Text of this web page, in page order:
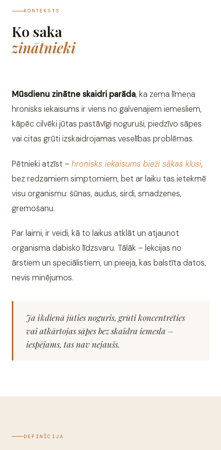
KONTEKSTS
Ko saka
zinātnieki
Mūsdienu zinātne skaidri parāda, ka zema līmeņa
hronisks iekaisums ir viens no galvenajiem iemesliem,
kāpēc cilvēki jūtas pastāvīgi noguruši, piedzīvo sāpes
vai citas grūti izskaidrojamas veselības problēmas.
Pētnieki atzīst – hronisks iekaisums bieži sākas klusi,
bez redzamiem simptomiem, bet ar laiku tas ietekmē
visu organismu: šūnas, audus, sirdi, smadzenes,
gremošanu.
Par laimi, ir veidi, kā to laikus atklāt un atjaunot
organisma dabisko līdzsvaru. Tālāk – lekcijas no
ārstiem un speciālistiem, un pieeja, kas balstīta datos,
nevis minējumos.
Ja ikdienā jūties noguris, grūti koncentrēties
vai atkārtojas sāpes bez skaidra iemesla –
iespējams, tas nav nejaušs.
DEFINĪCIJA